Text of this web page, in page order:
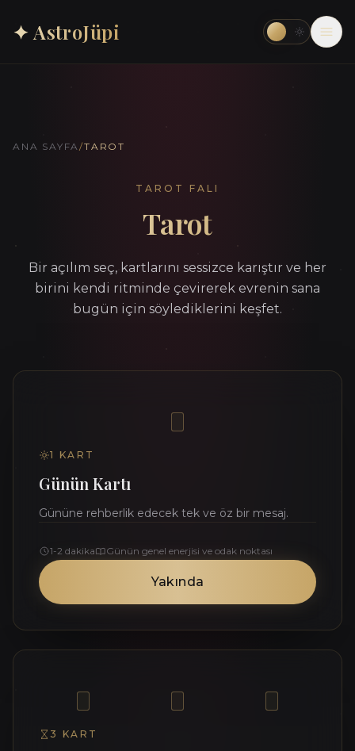
✦ AstroJüpi
ANA SAYFA/TAROT
TAROT FALI
Tarot
Bir açılım seç, kartlarını sessizce karıştır ve her
birini kendi ritminde çevirerek evrenin sana
bugün için söylediklerini keşfet.
1 KART
Günün Kartı
Gününe rehberlik edecek tek ve öz bir mesaj.
1-2 dakika Günün genel enerjisi ve odak noktası
Yakında
3 KART